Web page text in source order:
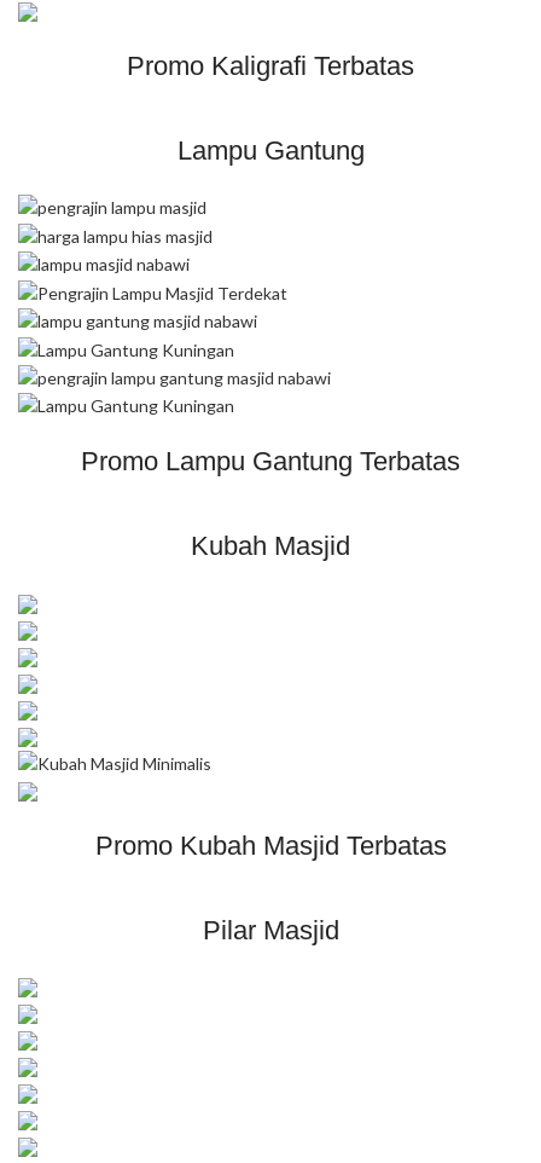
Promo Kaligrafi Terbatas
Lampu Gantung
Promo Lampu Gantung Terbatas
Kubah Masjid
Promo Kubah Masjid Terbatas
Pilar Masjid